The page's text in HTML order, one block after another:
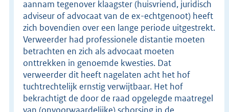
aannam tegenover klaagster (huisvriend, juridisch
adviseur of advocaat van de ex-echtgenoot) heeft
zich bovendien over een lange periode uitgestrekt.
Verweerder had professionele distantie moeten
betrachten en zich als advocaat moeten
onttrekken in genoemde kwesties. Dat
verweerder dit heeft nagelaten acht het hof
tuchtrechtelijk ernstig verwijtbaar. Het hof
bekrachtigt de door de raad opgelegde maatregel
van (onvoorwaardelijke) schorsing in de